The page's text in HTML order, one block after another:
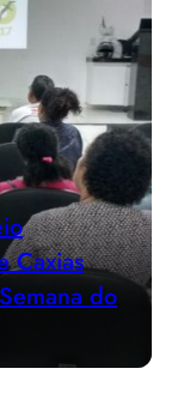
Caxias
do